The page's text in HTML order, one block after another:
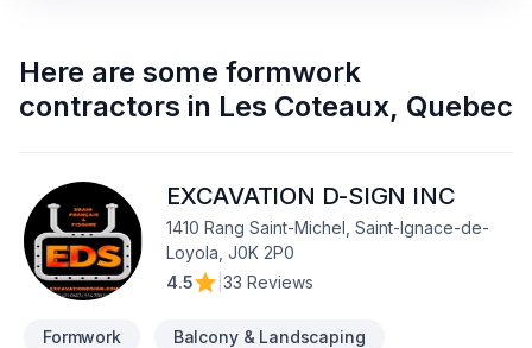
Here are some formwork
contractors in Les Coteaux, Quebec
EXCAVATION D-SIGN INC
1410 Rang Saint-Michel, Saint-Ignace-de-
Loyola, J0K 2P0
4.5
33 Reviews
Formwork Balcony & Landscaping